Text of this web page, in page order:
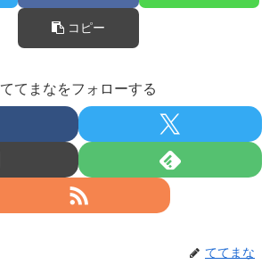
コピー
ててまなをフォローする
ててまな